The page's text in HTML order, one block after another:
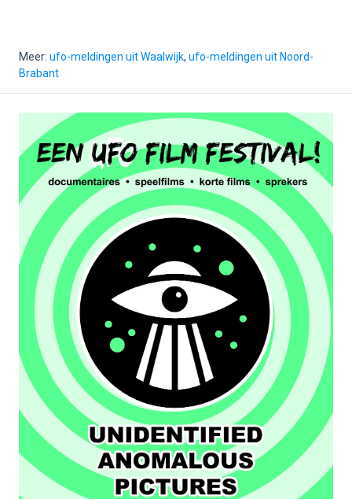
Meer: ufo-meldingen uit Waalwijk, ufo-meldingen uit Noord-
Brabant